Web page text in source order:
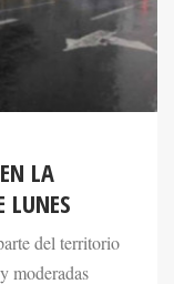
LA
del territorio
moderadas